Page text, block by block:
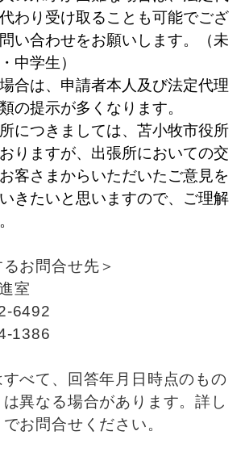
わり受け取ることも可能でござ
い合わせをお願いします。（未
中学生）
合は、申請者本人及び法定代理
の提示が多くなります。
につきましては、苫小牧市役所
りますが、出張所においての交
客さまからいただいたご意見を
きたいと思いますので、ご理解
お問合せ先＞
室
6492
1386
べて、回答年月日時点のもの
異なる場合があります。詳し
お問合せください。